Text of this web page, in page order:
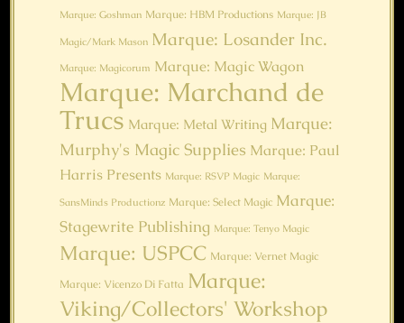
Marque: Goshman Marque: HBM Productions Marque: JB
Magic/Mark Mason Marque: Losander Inc.
Marque: Magicorum Marque: Magic Wagon
Marque: Marchand de
Trucs Marque: Metal Writing Marque:
Murphy's Magic Supplies Marque: Paul
Harris Presents Marque: RSVP Magic Marque:
SansMinds Productionz Marque: Select Magic Marque:
Stagewrite Publishing Marque: Tenyo Magic
Marque: USPCC Marque: Vernet Magic
Marque: Vicenzo Di Fatta Marque:
Viking/Collectors' Workshop